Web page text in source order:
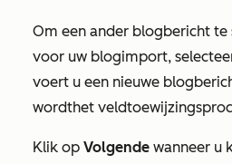
Om een ander blogbericht te
voor uw blogimport,
voert u een nieuwe
wordthet
Klik op Volgende wanneer u